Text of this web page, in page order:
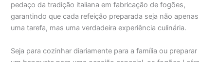
pedaço da tradição italiana em fabricação de fogões,
garantindo que cada refeição preparada seja não apenas
uma tarefa, mas uma verdadeira experiência culinária.
Seja para cozinhar diariamente para a família ou preparar